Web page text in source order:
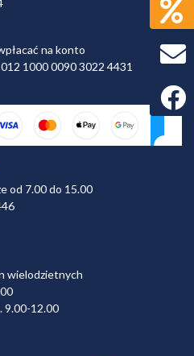
na konto
1000 0090 3022 4431
od 7.00 do 15.00
wielodzietnych
9.00-12.00